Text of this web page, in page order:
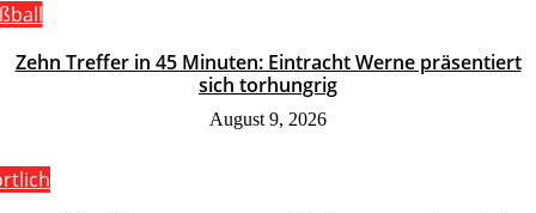
Zehn Treffer in 45 Minuten: Eintracht Werne präsentiert
sich torhungrig
August 9, 2026